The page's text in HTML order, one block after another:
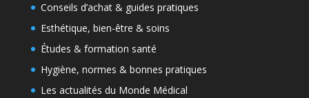
Conseils d’achat & guides pratiques
Esthétique, bien-être & soins
Études & formation santé
Hygiène, normes & bonnes pratiques
Les actualités du Monde Médical